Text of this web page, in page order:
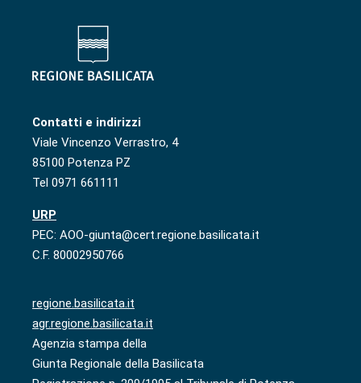
Contatti e indirizzi
Viale Vincenzo Verrastro, 4
85100 Potenza PZ
Tel 0971 661111
URP
PEC: AOO-giunta@cert.regione.basilicata.it
C.F. 80002950766
regione.basilicata.it
agr.regione.basilicata.it
Agenzia stampa della
Giunta Regionale della Basilicata